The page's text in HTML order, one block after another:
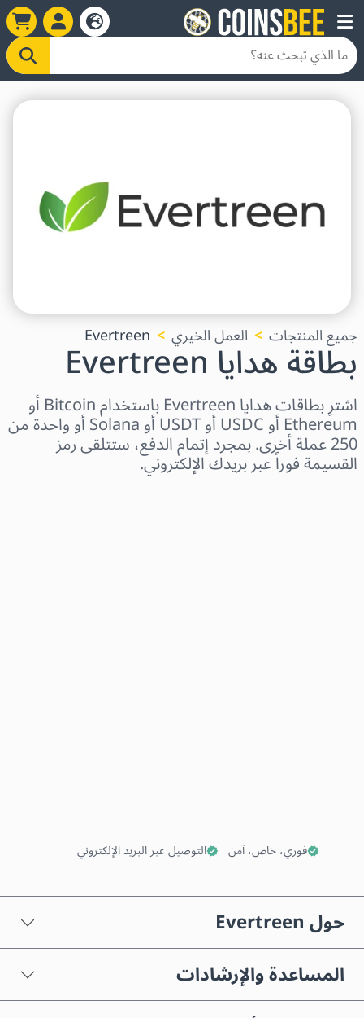
جميع المنتجات العمل الخيري Evertreen بطاقة هدايا Evertreen
اشترِ بطاقات هدايا Evertreen باستخدام Bitcoin أو
Ethereum أو USDC أو USDT أو Solana أو واحدة من
250 عملة أخرى. بمجرد إتمام الدفع، ستتلقى رمز
القسيمة فوراً عبر بريدك الإلكتروني.
فوري، خاص، آمن التوصيل عبر البريد الإلكتروني
حول Evertreen
المساعدة والإرشادات